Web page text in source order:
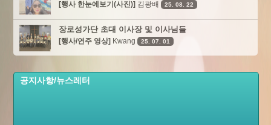
[행사 한눈에보기(사진)] 김광배 25. 08. 22
장로성가단 초대 이사장 및 이사님들
[행사/연주 영상] Kwang 25. 07. 01
공지사항/뉴스레터